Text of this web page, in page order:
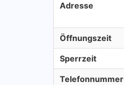
Adresse
Öffnungszeit
Sperrzeit
Telefonnummer